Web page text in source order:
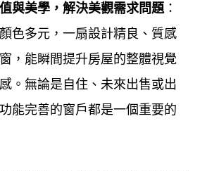
最好的鋁門窗施工品質及優好售後
碑，才是長久經營之道，客戶滿意
久久穩定經營。如有任何門窗居家
費到現場估價。
與美學，解決美觀需求問題 ：
色多元，一扇設計精良、質感
，能瞬間提升房屋的整體視覺
。無論是自住、未來出售或出
能完善的窗戶都是一個重要的